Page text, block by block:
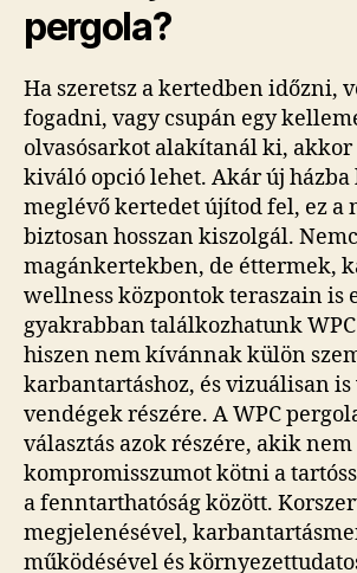
pergola?
Ha szeretsz a kertedben időzni,
fogadni, vagy csupán egy
olvasósarkot alakítanál ki, akkor
kiváló opció lehet. Akár új
meglévő kertedet újítod fel, ez a
biztosan hosszan kiszolgál.
magánkertekben, de éttermek,
wellness központok teraszain is
gyakrabban találkozhatunk
hiszen nem kívánnak külön
karbantartáshoz, és vizuálisan is
vendégek részére. A WPC
választás azok részére, akik
kompromisszumot kötni a
a fenntarthatóság között.
megjelenésével,
működésével és